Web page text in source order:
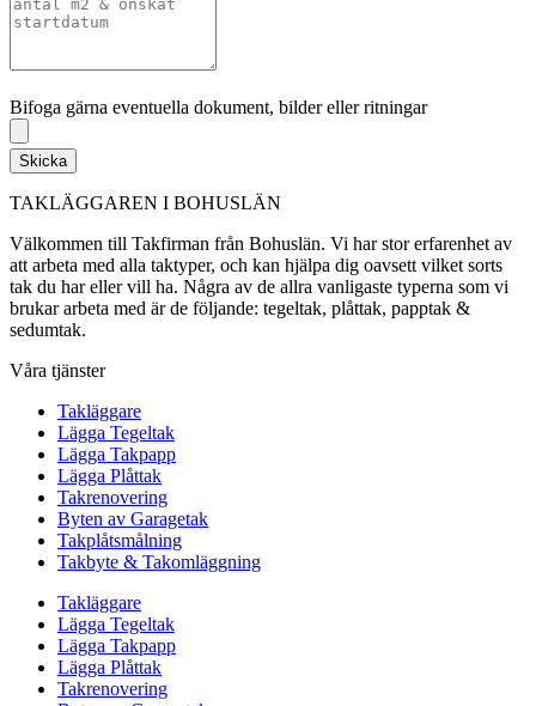
Bifoga gärna eventuella dokument, bilder eller ritningar
Skicka
TAKLÄGGAREN I BOHUSLÄN
Välkommen till Takfirman från Bohuslän. Vi har stor erfarenhet av
att arbeta med alla taktyper, och kan hjälpa dig oavsett vilket sorts
tak du har eller vill ha. Några av de allra vanligaste typerna som vi
brukar arbeta med är de följande: tegeltak, plåttak, papptak &
sedumtak.
Våra tjänster
Takläggare
Lägga Tegeltak
Lägga Takpapp
Lägga Plåttak
Takrenovering
Byten av Garagetak
Takplåtsmålning
Takbyte & Takomläggning
Takläggare
Lägga Tegeltak
Lägga Takpapp
Lägga Plåttak
Takrenovering